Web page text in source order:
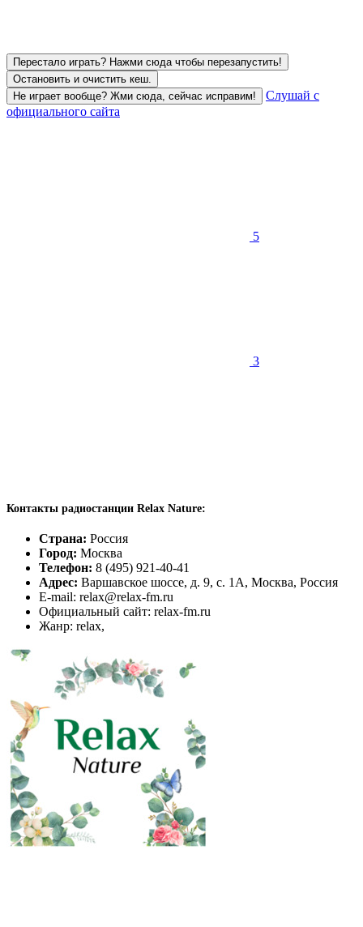
Перестало играть? Нажми сюда чтобы перезапустить!
Остановить и очистить кеш.
Не играет вообще? Жми сюда, сейчас исправим!
Слушай с
официального сайта
5
3
Контакты радиостанции Relax Nature:
Страна: Россия
Город: Москва
Телефон: 8 (495) 921-40-41
Адрес: Варшавское шоссе, д. 9, с. 1А, Москва, Россия
E-mail: relax@relax-fm.ru
Официальный сайт: relax-fm.ru
Жанр: relax,